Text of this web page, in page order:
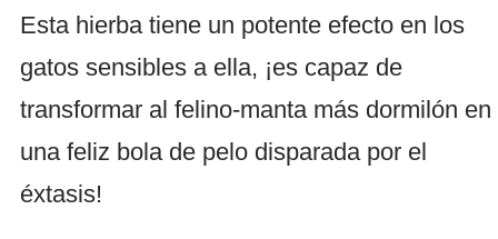
Esta hierba tiene un potente efecto en los
gatos sensibles a ella, ¡es capaz de
transformar al felino-manta más dormilón en
una feliz bola de pelo disparada por el
éxtasis!